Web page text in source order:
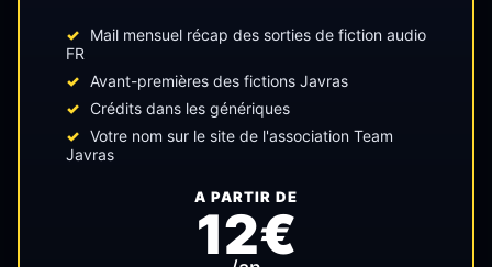
Mail mensuel récap des sorties de fiction audio
FR
Avant-premières des fictions Javras
Crédits dans les génériques
Votre nom sur le site de l'association Team
Javras
A PARTIR DE
12€